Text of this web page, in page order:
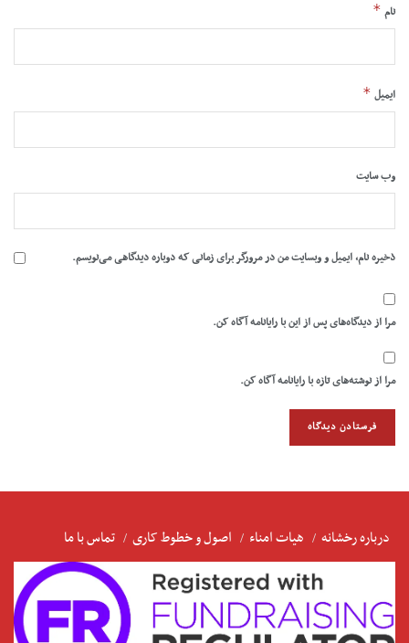
نام *
ایمیل *
وب‌ سایت
ذخیره نام، ایمیل و وبسایت من در مرورگر برای زمانی که دوباره دیدگاهی می‌نویسم.
مرا از دیدگاه‌های پس از این با رایانامه آگاه کن.
مرا از نوشته‌های تازه با رایانامه آگاه کن.
درباره رخشانه هیات امناء اصول و خطوط کاری تماس با ما